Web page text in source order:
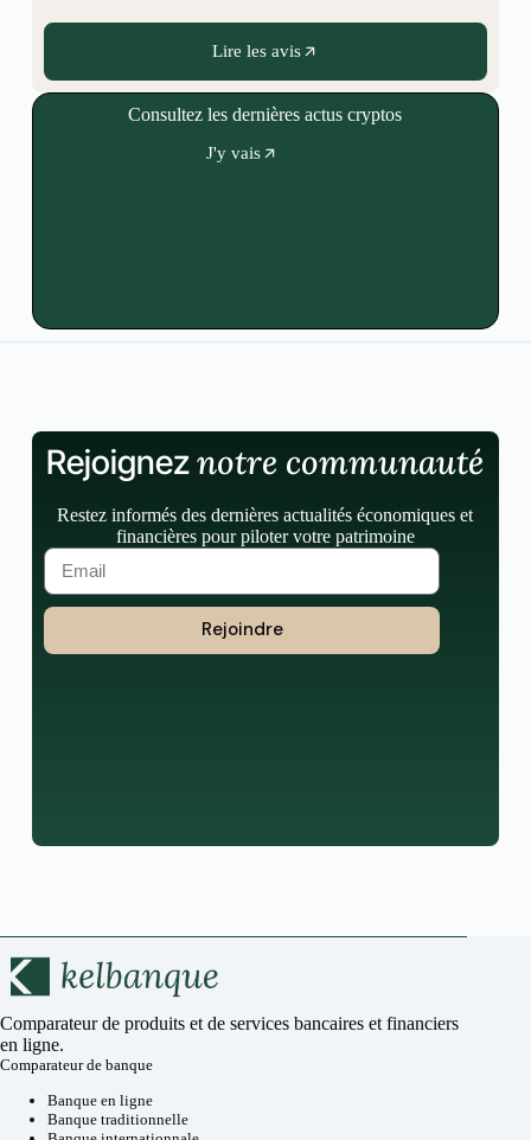
Lire les avis
Consultez les dernières actus cryptos
J'y vais
Rejoigneznotre communauté
Restez informés des dernières actualités économiques et
financières pour piloter votre patrimoine
Rejoindre
Comparateur de produits et de services bancaires et financiers
en ligne.
Comparateur de banque
Banque en ligne
Banque traditionnelle